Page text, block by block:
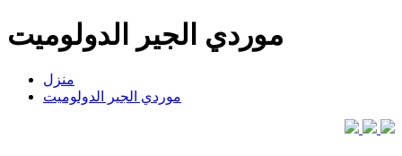
موردي الجير الدولوميت
منزل
موردي الجير الدولوميت